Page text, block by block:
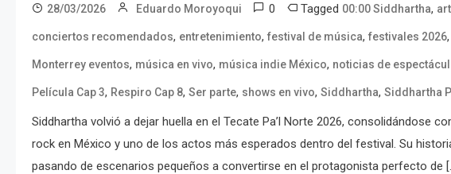
28/03/2026 Eduardo Moroyoqui 0 Tagged 00:00 Siddhartha,
conciertos recomendados, entretenimiento, festival de música, festivales 2026,
Monterrey eventos, música en vivo, música indie México, noticias de
Película Cap 3, Respiro Cap 8, Ser parte, shows en vivo, Siddhartha, Siddhartha
Siddhartha volvió a dejar huella en el Tecate Pa’l Norte 2026, consolidándose
rock en México y uno de los actos más esperados dentro del festival. Su
pasando de escenarios pequeños a convertirse en el protagonista perfecto de